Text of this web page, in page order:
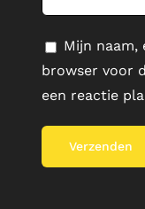
Mijn naam,
browser voor
een reactie